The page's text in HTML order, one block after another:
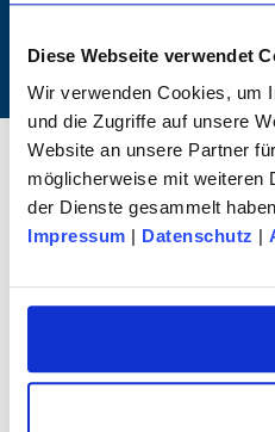
Diese Webseite verwendet
Wir verwenden Cookies, um
und die Zugriffe auf unsere
Website an unsere Partner
möglicherweise mit weiteren
der Dienste gesammelt
Impressum | Datenschutz |
© 2025 dk FIXIERSYSTEME